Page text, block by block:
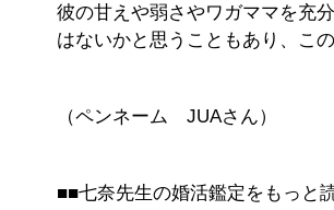
彼の甘えや弱さやワガママを充
はないかと思うこともあり、こ
（ペンネーム JUAさん）
■■七奈先生の婚活鑑定をもっと